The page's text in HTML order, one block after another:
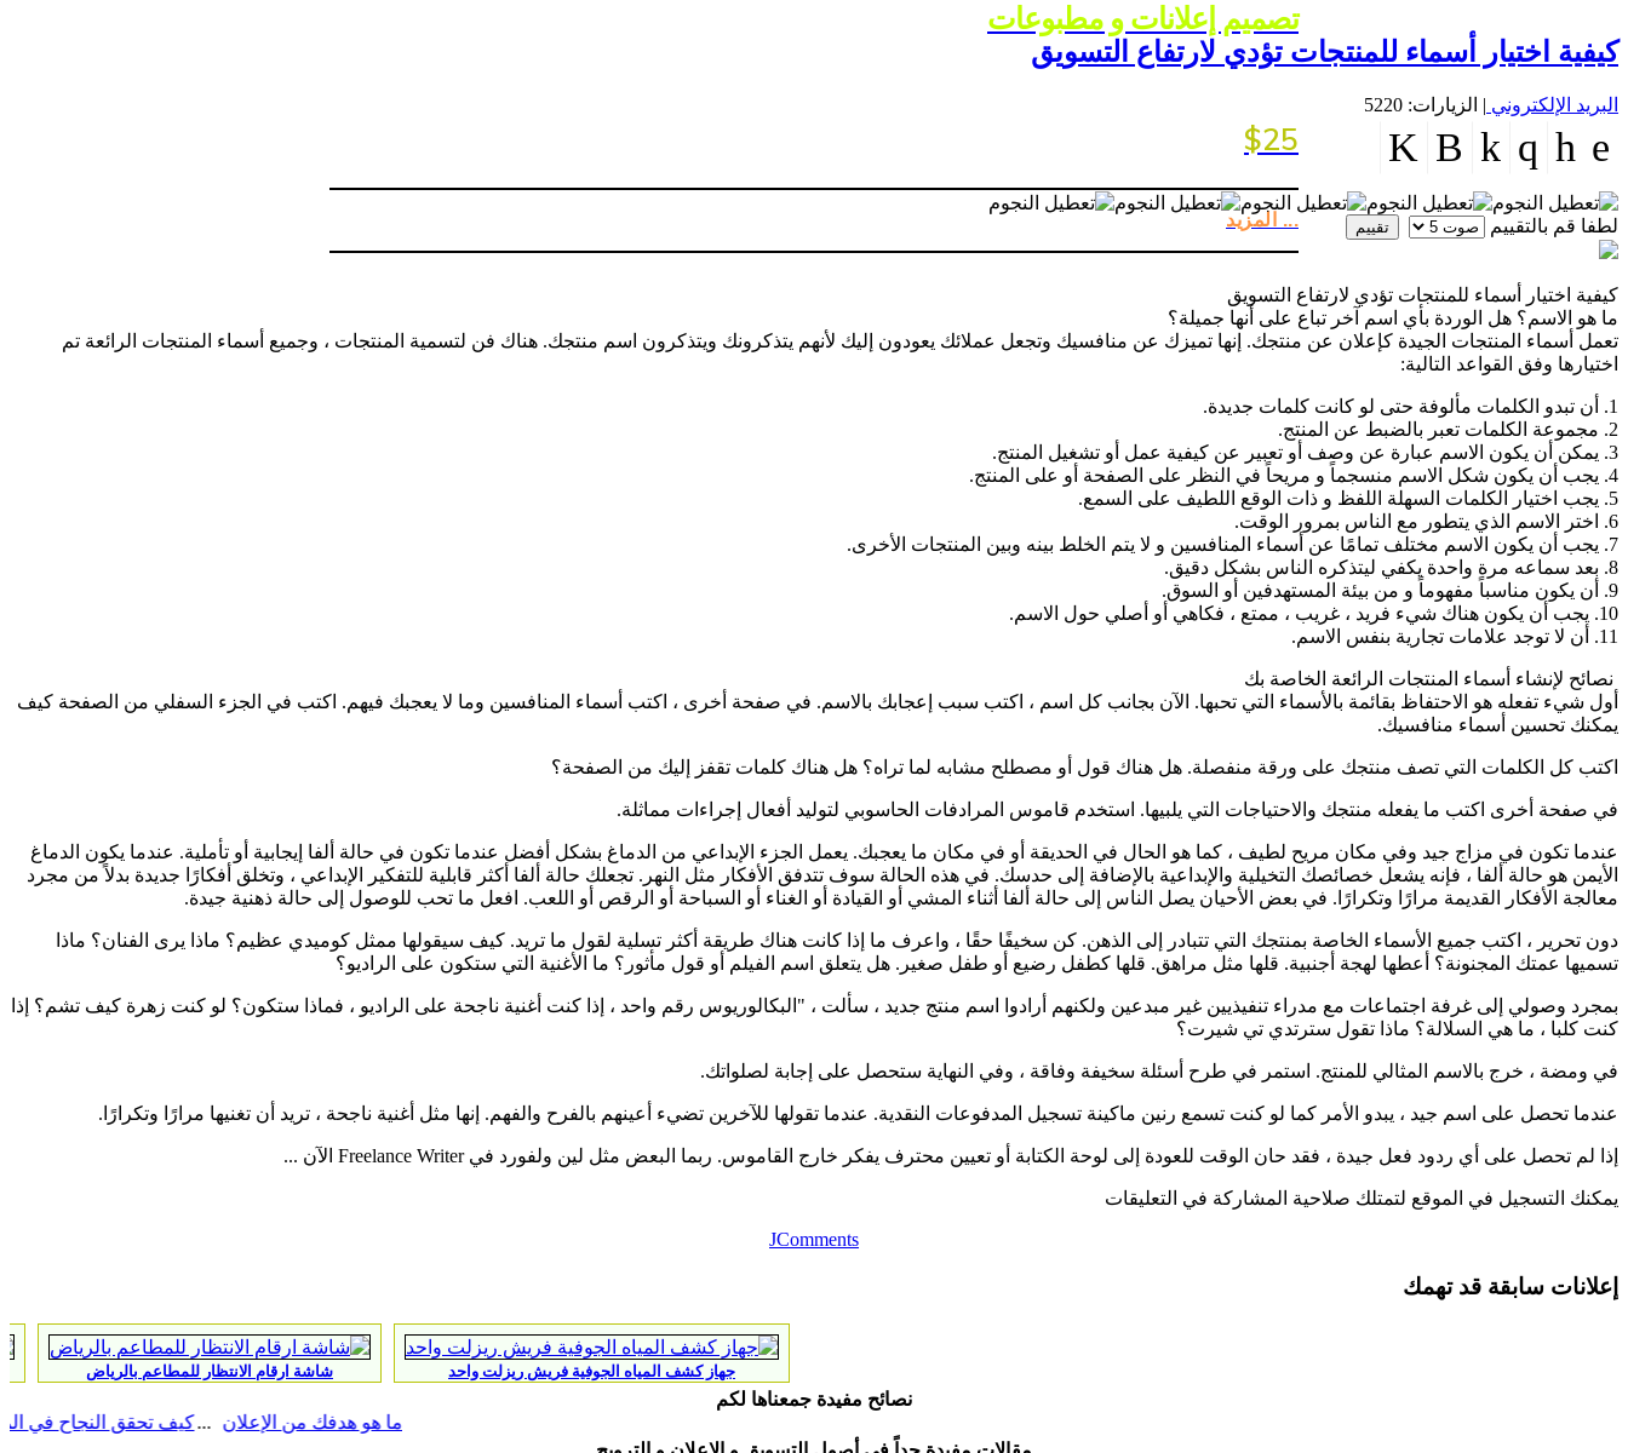
تصميم إعلانات و مطبوعات
$25
... المزيد
كيفية اختيار أسماء للمنتجات تؤدي لارتفاع التسويق
البريد الإلكتروني | الزيارات: 5220
لطفا قم بالتقييم
كيفية اختيار أسماء للمنتجات تؤدي لارتفاع التسويق
ما هو الاسم؟ هل الوردة بأي اسم آخر تباع على أنها جميلة؟
تعمل أسماء المنتجات الجيدة كإعلان عن منتجك. إنها تميزك عن منافسيك وتجعل عملائك يعودون إليك لأنهم يتذكرونك ويتذكرون اسم منتجك. هناك فن لتسمية المنتجات ، وجميع أسماء المنتجات الرائعة تم
اختيارها وفق القواعد التالية:
1. أن تبدو الكلمات مألوفة حتى لو كانت كلمات جديدة.
2. مجموعة الكلمات تعبر بالضبط عن المنتج.
3. يمكن أن يكون الاسم عبارة عن وصف أو تعبير عن كيفية عمل أو تشغيل المنتج.
4. يجب أن يكون شكل الاسم منسجماً و مريحاً في النظر على الصفحة أو على المنتج.
5. يجب اختيار الكلمات السهلة اللفظ و ذات الوقع اللطيف على السمع.
6. اختر الاسم الذي يتطور مع الناس بمرور الوقت.
7. يجب أن يكون الاسم مختلف تمامًا عن أسماء المنافسين و لا يتم الخلط بينه وبين المنتجات الأخرى.
8. بعد سماعه مرة واحدة يكفي ليتذكره الناس بشكل دقيق.
9. أن يكون مناسباً مفهوماً و من بيئة المستهدفين أو السوق.
10. يجب أن يكون هناك شيء فريد ، غريب ، ممتع ، فكاهي أو أصلي حول الاسم.
11. أن لا توجد علامات تجارية بنفس الاسم.
نصائح لإنشاء أسماء المنتجات الرائعة الخاصة بك
أول شيء تفعله هو الاحتفاظ بقائمة بالأسماء التي تحبها. الآن بجانب كل اسم ، اكتب سبب إعجابك بالاسم. في صفحة أخرى ، اكتب أسماء المنافسين وما لا يعجبك فيهم. اكتب في الجزء السفلي من الصفحة كيف
يمكنك تحسين أسماء منافسيك.
اكتب كل الكلمات التي تصف منتجك على ورقة منفصلة. هل هناك قول أو مصطلح مشابه لما تراه؟ هل هناك كلمات تقفز إليك من الصفحة؟
في صفحة أخرى اكتب ما يفعله منتجك والاحتياجات التي يلبيها. استخدم قاموس المرادفات الحاسوبي لتوليد أفعال إجراءات مماثلة.
عندما تكون في مزاج جيد وفي مكان مريح لطيف ، كما هو الحال في الحديقة أو في مكان ما يعجبك. يعمل الجزء الإبداعي من الدماغ بشكل أفضل عندما تكون في حالة ألفا إيجابية أو تأملية. عندما يكون الدماغ
الأيمن هو حالة ألفا ، فإنه يشعل خصائصك التخيلية والإبداعية بالإضافة إلى حدسك. في هذه الحالة سوف تتدفق الأفكار مثل النهر. تجعلك حالة ألفا أكثر قابلية للتفكير الإبداعي ، وتخلق أفكارًا جديدة بدلاً من مجرد
معالجة الأفكار القديمة مرارًا وتكرارًا. في بعض الأحيان يصل الناس إلى حالة ألفا أثناء المشي أو القيادة أو الغناء أو السباحة أو الرقص أو اللعب. افعل ما تحب للوصول إلى حالة ذهنية جيدة.
دون تحرير ، اكتب جميع الأسماء الخاصة بمنتجك التي تتبادر إلى الذهن. كن سخيفًا حقًا ، واعرف ما إذا كانت هناك طريقة أكثر تسلية لقول ما تريد. كيف سيقولها ممثل كوميدي عظيم؟ ماذا يرى الفنان؟ ماذا
تسميها عمتك المجنونة؟ أعطها لهجة أجنبية. قلها مثل مراهق. قلها كطفل رضيع أو طفل صغير. هل يتعلق اسم الفيلم أو قول مأثور؟ ما الأغنية التي ستكون على الراديو؟
بمجرد وصولي إلى غرفة اجتماعات مع مدراء تنفيذيين غير مبدعين ولكنهم أرادوا اسم منتج جديد ، سألت ، "البكالوريوس رقم واحد ، إذا كنت أغنية ناجحة على الراديو ، فماذا ستكون؟ لو كنت زهرة كيف تشم؟ إذا
كنت كلبا ، ما هي السلالة؟ ماذا تقول سترتدي تي شيرت؟
في ومضة ، خرج بالاسم المثالي للمنتج. استمر في طرح أسئلة سخيفة وفاقة ، وفي النهاية ستحصل على إجابة لصلواتك.
عندما تحصل على اسم جيد ، يبدو الأمر كما لو كنت تسمع رنين ماكينة تسجيل المدفوعات النقدية. عندما تقولها للآخرين تضيء أعينهم بالفرح والفهم. إنها مثل أغنية ناجحة ، تريد أن تغنيها مرارًا وتكرارًا.
إذا لم تحصل على أي ردود فعل جيدة ، فقد حان الوقت للعودة إلى لوحة الكتابة أو تعيين محترف يفكر خارج القاموس. ربما البعض مثل لين ولفورد في Freelance Writer الآن ...
يمكنك التسجيل في الموقع لتمتلك صلاحية المشاركة في التعليقات
JComments
إعلانات سابقة قد تهمك
جي ارسي الطائف شاشة ارقام الانتظار للمطاعم بالرياض جهاز كشف المياه الجوفية فريش ريزلت واحد
نصائح مفيدة جمعناها لكم
ما هو هدفك من الإعلان
كيف تحقق النجاح في المعارض